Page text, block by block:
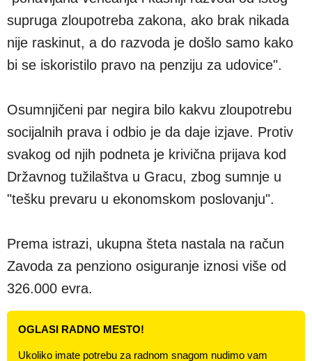
supruga zloupotreba zakona, ako brak nikada
nije raskinut, a do razvoda je došlo samo kako
bi se iskoristilo pravo na penziju za udovice".
Osumnjičeni par negira bilo kakvu zloupotrebu
socijalnih prava i odbio je da daje izjave. Protiv
svakog od njih podneta je krivična prijava kod
Državnog tužilaštva u Gracu, zbog sumnje u
"tešku prevaru u ekonomskom poslovanju".
Prema istrazi, ukupna šteta nastala na račun
Zavoda za penziono osiguranje iznosi više od
326.000 evra.
OGLASI RADNO MESTO!
Ukoliko imate potrebu za radnom snagom nudimo vam